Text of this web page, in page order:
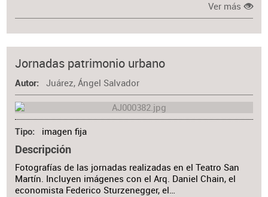
Ver más
Jornadas patrimonio urbano
Autor Juárez, Ángel Salvador
Tipo imagen fija
Descripción
Fotografías de las jornadas realizadas en el Teatro San
Martín. Incluyen imágenes con el Arq. Daniel Chain, el
economista Federico Sturzenegger, el…